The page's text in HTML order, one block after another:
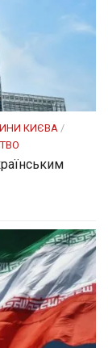
КИЄВА /